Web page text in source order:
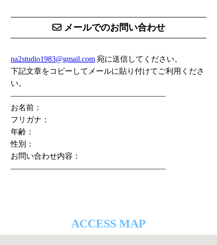
メールでのお問い合わせ
na2studio1983@gmail.com 宛に送信してください。
下記文章をコピーしてメールに貼り付けてご利用くださ
い。
————————————————————
お名前：
フリガナ：
年齢：
性別：
お問い合わせ内容：
————————————————————
ACCESS MAP